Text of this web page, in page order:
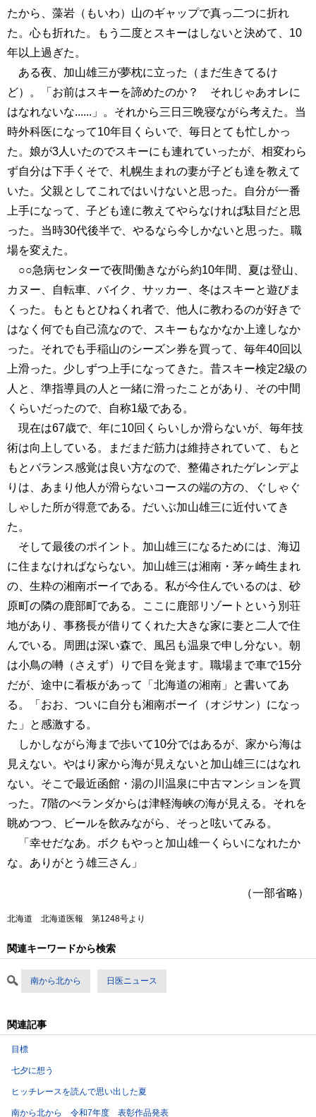
たから、藻岩（もいわ）山のギャップで真っ二つに折れ
た。心も折れた。もう二度とスキーはしないと決めて、10
年以上過ぎた。
ある夜、加山雄三が夢枕に立った（まだ生きてるけ
ど）。「お前はスキーを諦めたのか？ それじゃあオレに
はなれないな......」。それから三日三晩寝ながら考えた。当
時外科医になって10年目くらいで、毎日とても忙しかっ
た。娘が3人いたのでスキーにも連れていったが、相変わら
ず自分は下手くそで、札幌生まれの妻が子ども達を教えて
いた。父親としてこれではいけないと思った。自分が一番
上手になって、子ども達に教えてやらなければ駄目だと思
った。当時30代後半で、やるなら今しかないと思った。職
場を変えた。
○○急病センターで夜間働きながら約10年間、夏は登山、
カヌー、自転車、バイク、サッカー、冬はスキーと遊びま
くった。もともとひねくれ者で、他人に教わるのが好きで
はなく何でも自己流なので、スキーもなかなか上達しなか
った。それでも手稲山のシーズン券を買って、毎年40回以
上滑った。少しずつ上手になってきた。昔スキー検定2級の
人と、準指導員の人と一緒に滑ったことがあり、その中間
くらいだったので、自称1級である。
現在は67歳で、年に10回くらいしか滑らないが、毎年技
術は向上している。まだまだ筋力は維持されていて、もと
もとバランス感覚は良い方なので、整備されたゲレンデよ
りは、あまり他人が滑らないコースの端の方の、ぐしゃぐ
しゃした所が得意である。だいぶ加山雄三に近付いてき
た。
そして最後のポイント。加山雄三になるためには、海辺
に住まなければならない。加山雄三は湘南・茅ヶ崎生まれ
の、生粋の湘南ボーイである。私が今住んでいるのは、砂
原町の隣の鹿部町である。ここに鹿部リゾートという別荘
地があり、事務長が借りてくれた大きな家に妻と二人で住
んでいる。周囲は深い森で、風呂も温泉で申し分ない。朝
は小鳥の囀（さえず）りで目を覚ます。職場まで車で15分
だが、途中に看板があって「北海道の湘南」と書いてあ
る。「おお、ついに自分も湘南ボーイ（オジサン）になっ
た」と感激する。
しかしながら海まで歩いて10分ではあるが、家から海は
見えない。やはり家から海が見えないと加山雄三にはなれ
ない。そこで最近函館・湯の川温泉に中古マンションを買
った。7階のべランダからは津軽海峡の海が見える。それを
眺めつつ、ビールを飲みながら、そっと呟いてみる。
「幸せだなあ。ボクもやっと加山雄一くらいになれたか
な。ありがとう雄三さん」
（一部省略）
北海道 北海道医報 第1248号より
関連キーワードから検索
南から北から 日医ニュース
関連記事
目標
七夕に想う
ヒッチレースを読んで思い出した夏
南から北から 令和7年度 表彰作品発表